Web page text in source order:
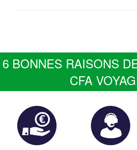
6 BONNES RAISONS
CFA